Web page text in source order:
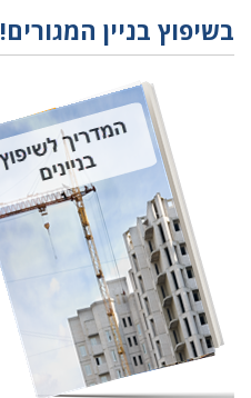
בשיפוץ בניין המגורים!